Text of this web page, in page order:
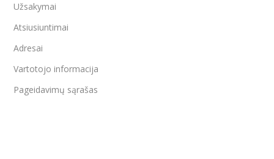
Užsakymai
Atsiusiuntimai
Adresai
Vartotojo informacija
Pageidavimų sąrašas